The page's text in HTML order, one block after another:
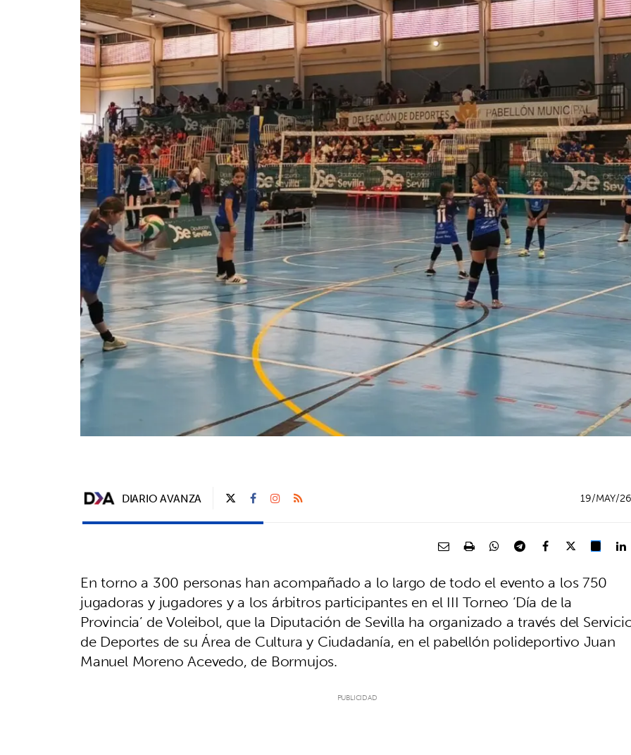
DIARIO AVANZA 19/MAY/26
En torno a 300 personas han acompañado a lo largo de todo el evento a los 750
jugadoras y jugadores y a los árbitros participantes en el III Torneo ‘Día de la
Provincia’ de Voleibol, que la Diputación de Sevilla ha organizado a través del
de Deportes de su Área de Cultura y Ciudadanía, en el pabellón polideportivo Juan
Manuel Moreno Acevedo, de Bormujos.